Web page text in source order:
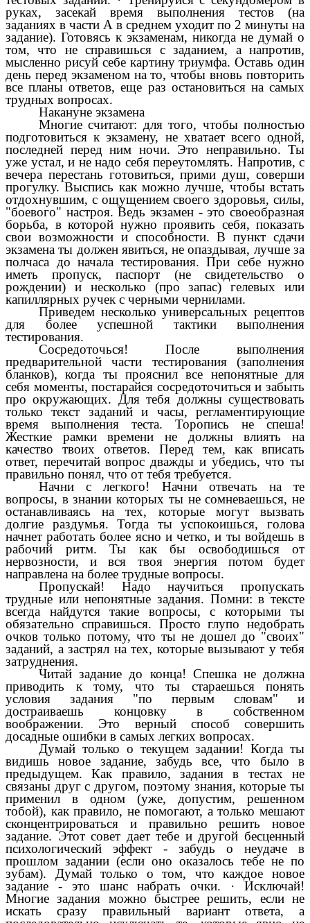
руках, засекай время выполнения тестов (на
заданиях в части А в среднем уходит по 2 минуты на
задание). Готовясь к экзаменам, никогда не думай о
том, что не справишься с заданием, а напротив,
мысленно рисуй себе картину триумфа. Оставь один
день перед экзаменом на то, чтобы вновь повторить
все планы ответов, еще раз остановиться на самых
трудных вопросах.
Накануне экзамена
Многие считают: для того, чтобы полностью
подготовиться к экзамену, не хватает всего одной,
последней перед ним ночи. Это неправильно. Ты
уже устал, и не надо себя переутомлять. Напротив, с
вечера перестань готовиться, прими душ, соверши
прогулку. Выспись как можно лучше, чтобы встать
отдохнувшим, с ощущением своего здоровья, силы,
"боевого" настроя. Ведь экзамен - это своеобразная
борьба, в которой нужно проявить себя, показать
свои возможности и способности. В пункт сдачи
экзамена ты должен явиться, не опаздывая, лучше за
полчаса до начала тестирования. При себе нужно
иметь пропуск, паспорт (не свидетельство о
рождении) и несколько (про запас) гелевых или
капиллярных ручек с черными чернилами.
Приведем несколько универсальных рецептов
для более успешной тактики выполнения
тестирования.
Сосредоточься! После выполнения
предварительной части тестирования (заполнения
бланков), когда ты прояснил все непонятные для
себя моменты, постарайся сосредоточиться и забыть
про окружающих. Для тебя должны существовать
только текст заданий и часы, регламентирующие
время выполнения теста. Торопись не спеша!
Жесткие рамки времени не должны влиять на
качество твоих ответов. Перед тем, как вписать
ответ, перечитай вопрос дважды и убедись, что ты
правильно понял, что от тебя требуется.
Начни с легкого! Начни отвечать на те
вопросы, в знании которых ты не сомневаешься, не
останавливаясь на тех, которые могут вызвать
долгие раздумья. Тогда ты успокоишься, голова
начнет работать более ясно и четко, и ты войдешь в
рабочий ритм. Ты как бы освободишься от
нервозности, и вся твоя энергия потом будет
направлена на более трудные вопросы.
Пропускай! Надо научиться пропускать
трудные или непонятные задания. Помни: в тексте
всегда найдутся такие вопросы, с которыми ты
обязательно справишься. Просто глупо недобрать
очков только потому, что ты не дошел до "своих"
заданий, а застрял на тех, которые вызывают у тебя
затруднения.
Читай задание до конца! Спешка не должна
приводить к тому, что ты стараешься понять
условия задания "по первым словам" и
достраиваешь концовку в собственном
воображении. Это верный способ совершить
досадные ошибки в самых легких вопросах.
Думай только о текущем задании! Когда ты
видишь новое задание, забудь все, что было в
предыдущем. Как правило, задания в тестах не
связаны друг с другом, поэтому знания, которые ты
применил в одном (уже, допустим, решенном
тобой), как правило, не помогают, а только мешают
сконцентрироваться и правильно решить новое
задание. Этот совет дает тебе и другой бесценный
психологический эффект - забудь о неудаче в
прошлом задании (если оно оказалось тебе не по
зубам). Думай только о том, что каждое новое
задание - это шанс набрать очки. · Исключай!
Многие задания можно быстрее решить, если не
искать сразу правильный вариант ответа, а